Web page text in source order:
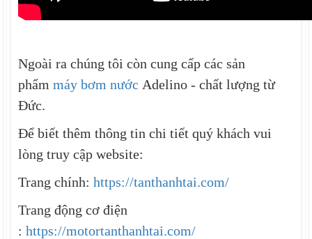
Ngoài ra chúng tôi còn cung cấp các sản
phẩmmáy bơm nước Adelino - chất lượng từ
Đức.
Để biết thêm thông tin chi tiết quý khách vui
lòng truy cập website:
Trang chính:https://tanthanhtai.com/
Trang động cơ điện
:https://motortanthanhtai.com/